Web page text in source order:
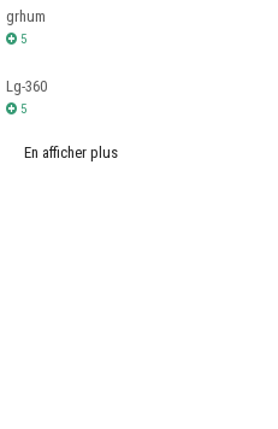
grhum
5
Lg-360
5
En afficher plus